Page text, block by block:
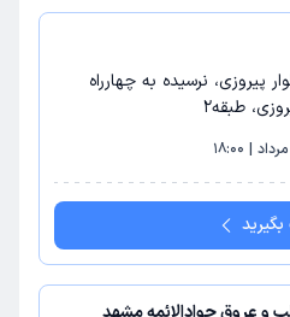
پیروزی، نرسیده به چهارراه
طبقه2